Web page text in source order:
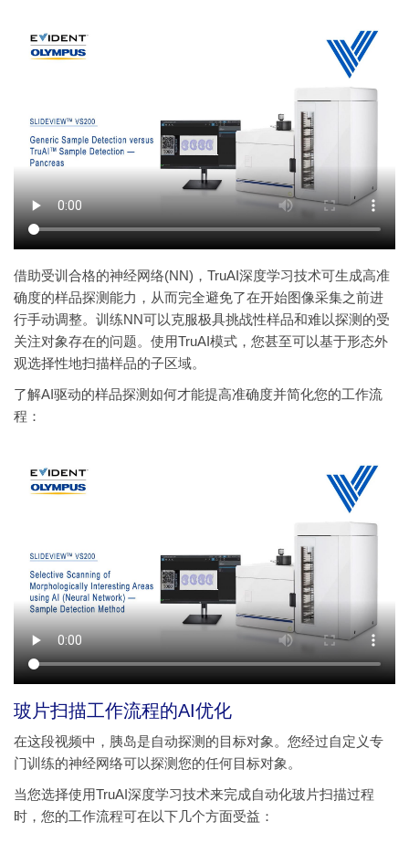
借助受训合格的神经网络(NN)，TruAI深度学习技术可生成高准
确度的样品探测能力，从而完全避免了在开始图像采集之前进
行手动调整。训练NN可以克服极具挑战性样品和难以探测的受
关注对象存在的问题。使用TruAI模式，您甚至可以基于形态外
观选择性地扫描样品的子区域。
了解AI驱动的样品探测如何才能提高准确度并简化您的工作流
程：
玻片扫描工作流程的AI优化
在这段视频中，胰岛是自动探测的目标对象。您经过自定义专
门训练的神经网络可以探测您的任何目标对象。
当您选择使用TruAI深度学习技术来完成自动化玻片扫描过程
时，您的工作流程可在以下几个方面受益：